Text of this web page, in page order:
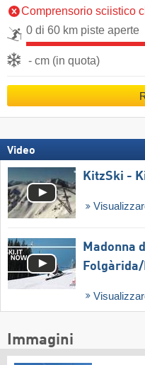
Comprensorio sciistico
0 di 60 km piste aperte
- cm (in quota)
Video
KitzSki -
Madonna
Immagini